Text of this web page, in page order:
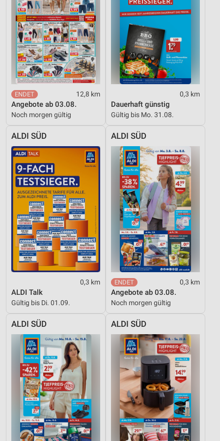
12,8 km
Angebote ab 03.08.
Noch morgen gültig
0,3 km
Dauerhaft günstig
Gültig bis Mo. 31.08.
ALDI SÜD
0,3 km
ALDI Talk
Gültig bis Di. 01.09.
ALDI SÜD
0,3 km
Angebote ab 03.08.
Noch morgen gültig
ALDI SÜD ALDI SÜD
Verwendung von Profilen zur Auswahl
personalisierter Inhalte
Messung der Werbeleistung
Messung der Performance von Inhalten
Analyse von Zielgruppen durch Statistiken oder
Kombinationen von Daten aus verschiedenen
Quellen
Entwicklung und Verbesserung der Angebote
Verwendung reduzierter Daten zur Auswahl von
Inhalten
IAB-Besonderheiten:
Verwendung genauer Standortdaten
Geräte anhand von aktiv angeforderten
Informationen identifizieren
Nicht-IAB-Verarbeitungszwecke:
Notwendig
Performance
Werbung